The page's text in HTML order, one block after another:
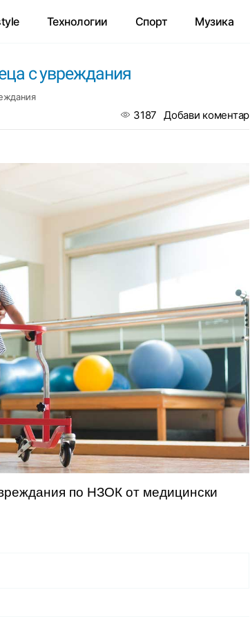
Технологии Спорт Музика
с увреждания
3187 Добави коментар
по НЗОК от медицински